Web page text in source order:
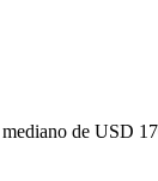
de USD